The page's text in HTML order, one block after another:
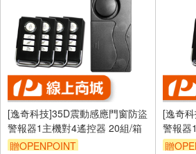
[逸奇科技]35D震動感應門窗防盜
警報器1主機對4遙控器 20組/箱
贈OPENPOINT
[逸奇
警報器
贈